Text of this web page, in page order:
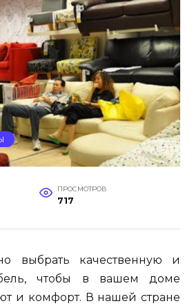
ПРОСМОТРОВ
717
выбрать качественную и
чтобы в вашем доме
и комфорт. В нашей стране